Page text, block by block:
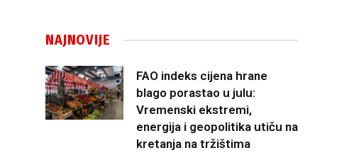
NAJNOVIJE
FAO indeks cijena hrane
blago porastao u julu:
Vremenski ekstremi,
energija i geopolitika utiču na
kretanja na tržištima